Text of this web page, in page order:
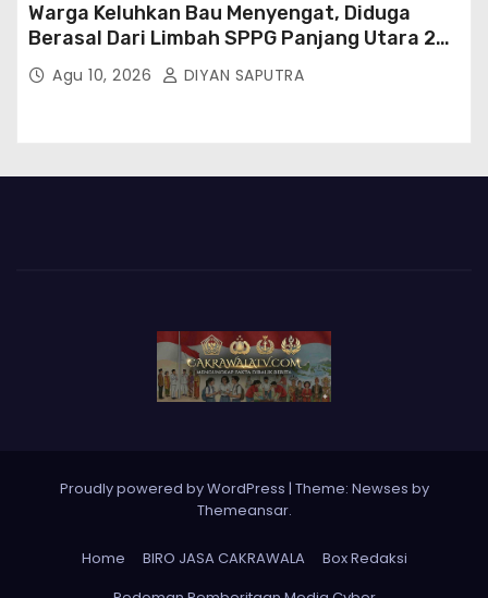
Warga Keluhkan Bau Menyengat, Diduga
Berasal Dari Limbah SPPG Panjang Utara 2
Bandar Lampung
Agu 10, 2026 DIYAN SAPUTRA
Proudly powered by WordPress | Theme: Newses by
Themeansar.
Home BIRO JASA CAKRAWALA
Box Redaksi